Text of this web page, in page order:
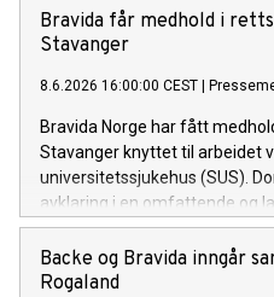
Bravida får medhold i
Stavanger
8.6.2026 16:00:00 CEST |
Bravida Norge har fått
Stavanger knyttet til arbeidet
universitetssjukehus (SUS).
avklaring i en omfattende og
Backe og Bravida inngår
Rogaland